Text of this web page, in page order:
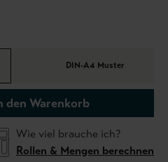
DIN-A4 Muster
den Warenkorb
Wie viel brauche ich?
Rollen & Mengen berechnen